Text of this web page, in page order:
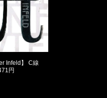
Infeld】 C線
円